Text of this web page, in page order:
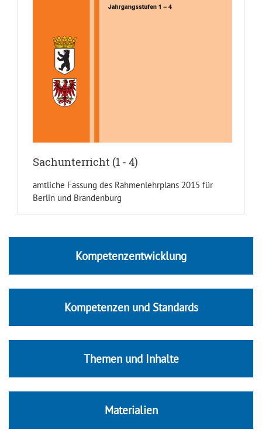
Sachunterricht (1 - 4)
amtliche Fassung des Rahmenlehrplans 2015 für
Berlin und Brandenburg
Kompetenzentwicklung
Kompetenzen und Standards
Themen und Inhalte
Materialien